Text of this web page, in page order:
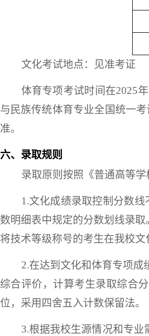
文化考试地点：见准考证
体育专项考试时间在2025年
与民族传统体育专业全国统一
准。
六、录取规则
录取原则按照《普通高等
1.文化成绩录取控制分数
数明细表中规定的分数划线录取
将技术等级称号的考生在我校文
2.在达到文化和体育专项
综合评价，计算考生录取综合
位，采用四舍五入计数保留法。
3.根据我校生源情况和专